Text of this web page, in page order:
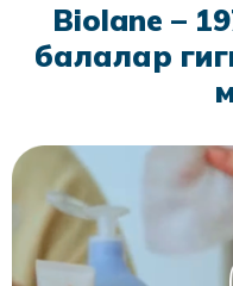
Biolane –
балалар